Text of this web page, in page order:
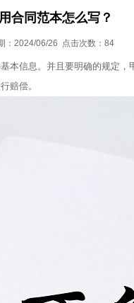
合同范本怎么写？
：2024/06/26 点击次数： 84
本信息。并且要明确的规定
赔偿。